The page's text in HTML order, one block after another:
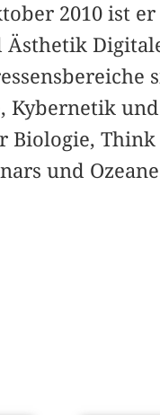
2010 ist
Kybernetik und
Biologie, Think
und